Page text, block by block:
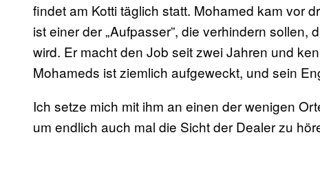
findet am Kotti täglich statt. Mohamed kam vor
ist einer der „Aufpasser”, die verhindern sollen,
wird. Er macht den Job seit zwei Jahren und
Mohameds ist ziemlich aufgeweckt, und sein
Ich setze mich mit ihm an einen der wenigen
um endlich auch mal die Sicht der Dealer zu